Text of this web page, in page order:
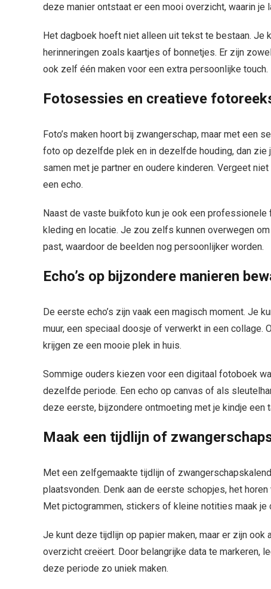
deze manier ontstaat er een mooi overzicht, waarin
Het dagboek hoeft niet alleen uit tekst te bestaan. Je
herinneringen zoals kaartjes of bonnetjes. Er zijn
ook zelf één maken voor een extra persoonlijke touch.
Fotosessies en creatieve
Foto’s maken hoort bij zwangerschap, maar met een
foto op dezelfde plek en in dezelfde houding, dan zie
samen met je partner en oudere kinderen. Vergeet
een echo.
Naast de vaste buikfoto kun je ook een
kleding en locatie. Je zou zelfs kunnen overwegen
past, waardoor de beelden nog persoonlijker worden.
Echo’s op bijzondere manieren
De eerste echo’s zijn vaak een magisch moment. Je
muur, een speciaal doosje of verwerkt in een collage.
krijgen ze een mooie plek in huis.
Sommige ouders kiezen voor een digitaal fotoboek
dezelfde periode. Een echo op canvas of als
deze eerste, bijzondere ontmoeting met je kindje een
Maak een tijdlijn of
Met een zelfgemaakte tijdlijn of
plaatsvonden. Denk aan de eerste schopjes, het
Met pictogrammen, stickers of kleine notities maak
Je kunt deze tijdlijn op papier maken, maar er zijn
overzicht creëert. Door belangrijke data te markeren,
deze periode zo uniek maken.